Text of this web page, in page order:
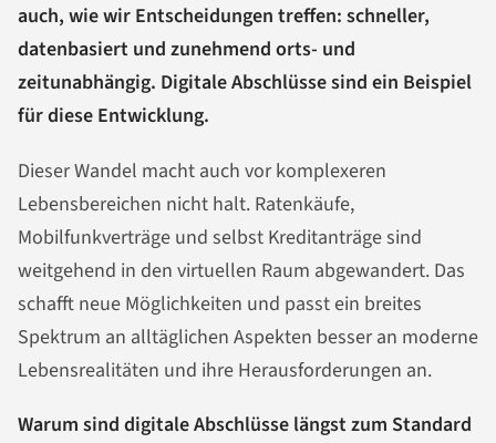
auch, wie wir Entscheidungen treffen: schneller,
datenbasiert und zunehmend orts- und
zeitunabhängig. Digitale Abschlüsse sind ein Beispiel
für diese Entwicklung.
Dieser Wandel macht auch vor komplexeren
Lebensbereichen nicht halt. Ratenkäufe,
Mobilfunkverträge und selbst Kreditanträge sind
weitgehend in den virtuellen Raum abgewandert. Das
schafft neue Möglichkeiten und passt ein breites
Spektrum an alltäglichen Aspekten besser an moderne
Lebensrealitäten und ihre Herausforderungen an.
Warum sind digitale Abschlüsse längst zum Standard